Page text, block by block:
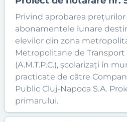
Privind aprobarea
abonamentele lunare
elevilor din zona
Metropolitane de Transport
(A.M.T.P.C.), școlarizați în
practicate de către
Public Cluj-Napoca S.A.
primarului.